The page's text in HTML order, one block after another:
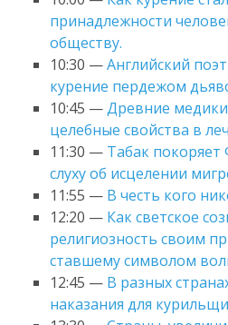
принадлежности
обществу.
10:30 —Английский
курение пердежом
10:45 —Древние
целебные свойства в
11:30 — Табак
слуху об исцелении
11:55 — В честь кого
12:20 — Как светское
религиозность своим
ставшему символом
12:45 — В разных
наказания для